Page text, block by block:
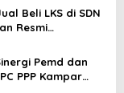
Polda Jambi
Penahanan
Beli LKS di SDN
Resmi
– Pimum
Desak Usut
Pemd dan
PPP Kampar